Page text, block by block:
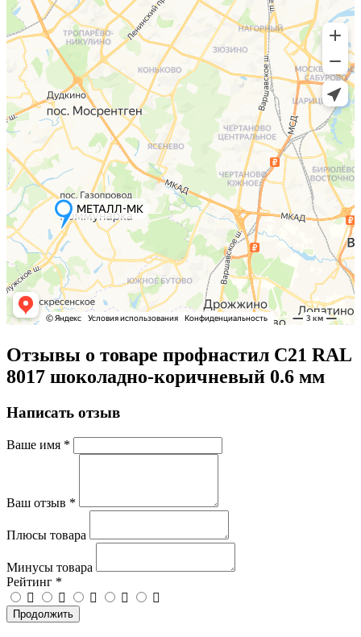
Отзывы о товаре профнастил С21 RAL
8017 шоколадно-коричневый 0.6 мм
Написать отзыв
Ваше имя *
Ваш отзыв *
Плюсы товара
Минусы товара
Рейтинг *
Продолжить